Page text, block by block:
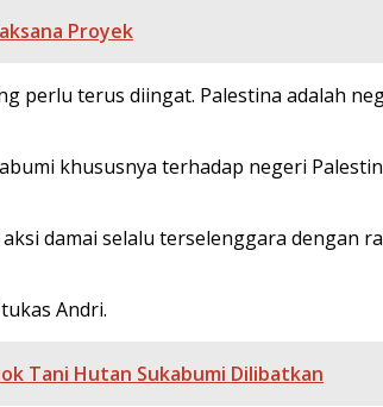
Proyek
perlu terus diingat. Palestina adalah
khususnya terhadap negeri
damai selalu terselenggara dengan
Andri.
Tani Hutan Sukabumi Dilibatkan